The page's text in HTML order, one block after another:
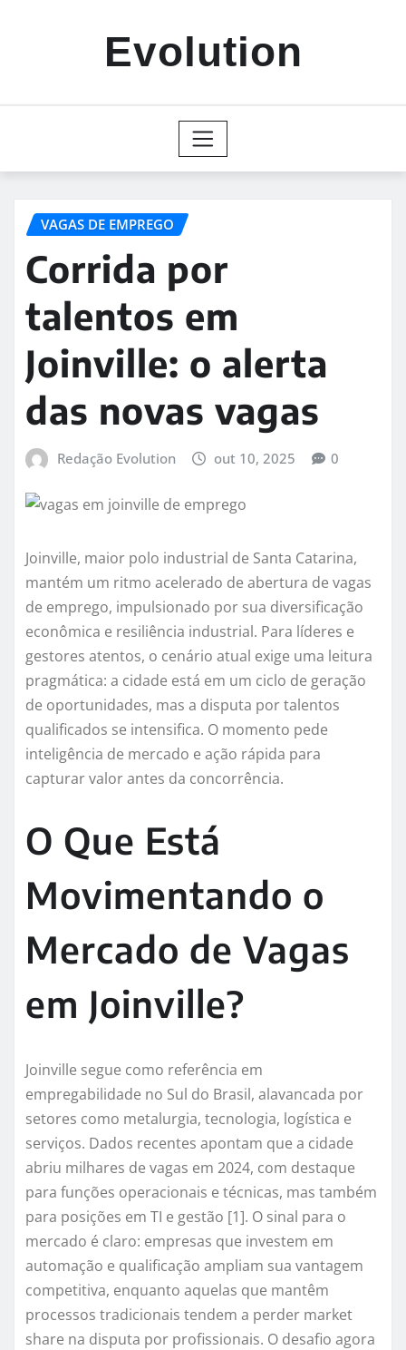
Evolution
VAGAS DE EMPREGO
Corrida por
talentos em
Joinville: o alerta
das novas vagas
Redação Evolution out 10, 2025 0
Joinville, maior polo industrial de Santa Catarina,
mantém um ritmo acelerado de abertura de vagas
de emprego, impulsionado por sua diversificação
econômica e resiliência industrial. Para líderes e
gestores atentos, o cenário atual exige uma leitura
pragmática: a cidade está em um ciclo de geração
de oportunidades, mas a disputa por talentos
qualificados se intensifica. O momento pede
inteligência de mercado e ação rápida para
capturar valor antes da concorrência.
O Que Está
Movimentando o
Mercado de Vagas
em Joinville?
Joinville segue como referência em
empregabilidade no Sul do Brasil, alavancada por
setores como metalurgia, tecnologia, logística e
serviços. Dados recentes apontam que a cidade
abriu milhares de vagas em 2024, com destaque
para funções operacionais e técnicas, mas também
para posições em TI e gestão [1]. O sinal para o
mercado é claro: empresas que investem em
automação e qualificação ampliam sua vantagem
competitiva, enquanto aquelas que mantêm
processos tradicionais tendem a perder market
share na disputa por profissionais. O desafio agora